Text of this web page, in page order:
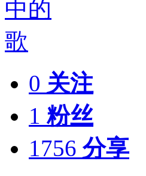
0 关注
1 粉丝
1756 分享